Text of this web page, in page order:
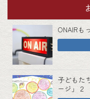
ONAIRも
子どもた
ージ」２